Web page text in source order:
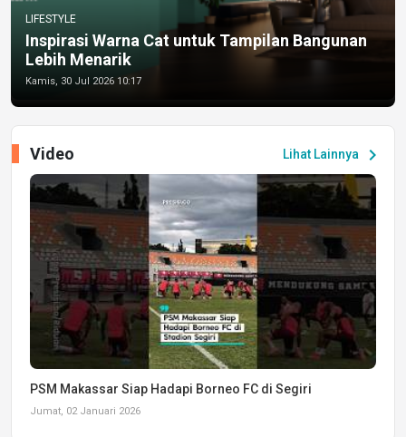
LIFESTYLE
Inspirasi Warna Cat untuk Tampilan Bangunan
Lebih Menarik
Kamis, 30 Jul 2026 10:17
Lihat Lainnya chevron_right
Video
PSM Makassar Siap Hadapi Borneo FC di Segiri
Jumat, 02 Januari 2026